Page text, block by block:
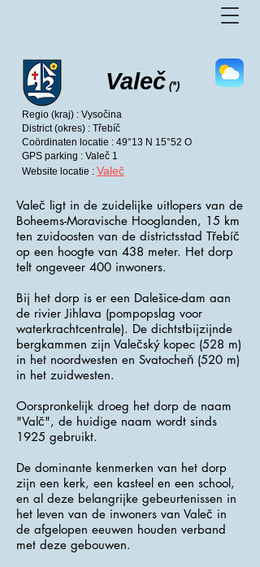
Valeč (*)
Regio (kraj) : Vysočina
District (okres) : Třebíč
Coördinaten locatie : 49°13 N 15°52 O
GPS parking : Valeč 1
Website locatie : Valeč
Valeč ligt in de zuidelijke uitlopers van de
Boheems-Moravische Hooglanden, 15 km
ten zuidoosten van de districtsstad Třebíč
op een hoogte van 438 meter. Het dorp
telt ongeveer 400 inwoners.
Bij het dorp is er een Dalešice-dam aan
de rivier Jihlava (pompopslag voor
waterkrachtcentrale). De dichtstbijzijnde
bergkammen zijn Valečský kopec (528 m)
in het noordwesten en Svatocheň (520 m)
in het zuidwesten.
Oorspronkelijk droeg het dorp de naam
"Valč", de huidige naam wordt sinds
1925 gebruikt.
De dominante kenmerken van het dorp
zijn een kerk, een kasteel en een school,
en al deze belangrijke gebeurtenissen in
het leven van de inwoners van Valeč in
de afgelopen eeuwen houden verband
met deze gebouwen.